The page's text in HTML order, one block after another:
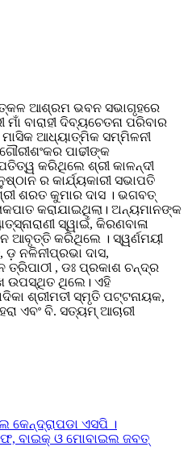
ଆଶ୍ରମ ଭବନ ସଭାଗୃହରେ
ବାରାହୀ ଦିବ୍ୟଚେତନା ପରିବାର
ଆଧ୍ୟାତ୍ମିକ ସମ୍ମିଳନୀ
ପାଢୀଙ୍କ
କରିଥିଲେ ଶ୍ରୀ କାଳନ୍ଦୀ
ର କାର୍ଯ୍ୟକାରୀ ସଭାପତି
ଶରତ କୁମାର ଦାସ । ଭଗବତ୍
କରାଯାଇଥିଲା। ଅନ୍ୟମାନଙ୍କ
ସ୍ୱାଇଁ, କିରଣବାଳା
ଆବୃତ୍ତି କରିଥିଲେ । ସ୍ୱର୍ଣମୟୀ
ଡ଼ ନଳିନୀପ୍ରଭା ଦାସ,
ତ୍ରିପାଠୀ , ଡଃ ପ୍ରକାଶ ଚନ୍ଦ୍ର
ଉପସ୍ଥିତ ଥିଲେ। ଏହି
ଶ୍ରୀମତୀ ସ୍ମୃତି ପଟ୍ଟନାୟକ,
ଏବଂ ବି. ସତ୍ୟମ୍ ଆଚାରୀ
କେନ୍ଦ୍ରାପଡା ଏସପି ।
ବାଇକ୍ ଓ ମୋବାଇଲ ଜବତ୍